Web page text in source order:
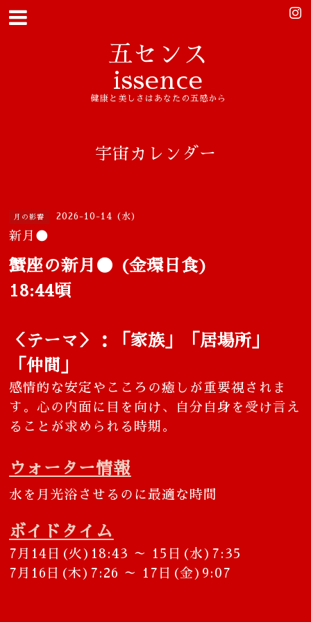
五センス
issence
健康と美しさはあなたの五感から
宇宙カレンダー
月の影響 2026-10-14 (水)
新月🌑
蟹座の新月🌑 (金環日食)
18:44頃
＜テーマ＞：「家族」「居場所」
「仲間」
感情的な安定やこころの癒しが重要視されま
す。心の内面に目を向け、自分自身を受け言え
ることが求められる時期。
ウォーター情報
水を月光浴させるのに最適な時間
ボイドタイム
7月14日(火)18:43 ～ 15日(水)7:35
7月16日(木)7:26 ～ 17日(金)9:07